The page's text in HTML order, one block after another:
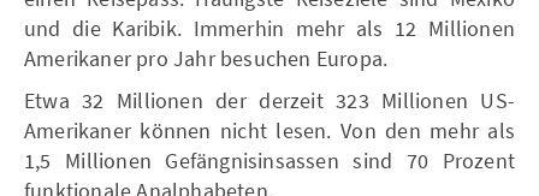
und die Karibik. Immerhin mehr als 12 Millionen
Amerikaner pro Jahr besuchen Europa.
Etwa 32 Millionen der derzeit 323 Millionen US-
Amerikaner können nicht lesen. Von den mehr als
1,5 Millionen Gefängnisinsassen sind 70 Prozent